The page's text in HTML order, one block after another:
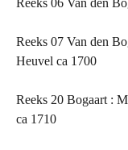
Reeks 06 Van den
Reeks 07 Van den
Heuvel ca 1700
Reeks 20 Bogaart :
ca 1710